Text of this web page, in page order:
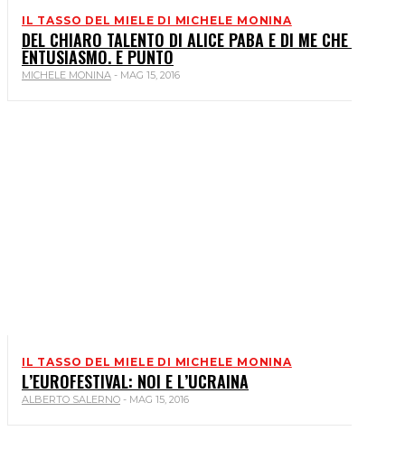
IL TASSO DEL MIELE DI MICHELE MONINA
DEL CHIARO TALENTO DI ALICE PABA E DI ME CHE ME NE
ENTUSIASMO. E PUNTO
MICHELE MONINA - MAG 15, 2016
IL TASSO DEL MIELE DI MICHELE MONINA
L’EUROFESTIVAL: NOI E L’UCRAINA
ALBERTO SALERNO - MAG 15, 2016